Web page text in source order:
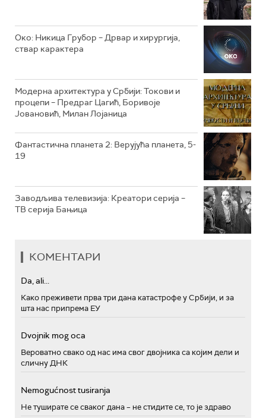
РТС КОЛО
Око: Никица Грубор – Дрвар и хирургија,
ствар карактера
Модерна архитектура у Србији: Токови и
процепи – Предраг Цагић, Боривоје
Јовановић, Милан Лојаница
Фантастична планета 2: Верујућа планета, 5-
19
Заводљива телевизија: Креатори серија –
ТВ серија Бањица
КОМЕНТАРИ
Da, ali...
Како преживети прва три дана катастрофе у Србији, и за
шта нас припрема ЕУ
Dvojnik mog oca
Вероватно свако од нас има свог двојника са којим дели и
сличну ДНК
Nemogućnost tusiranja
Не туширате се сваког дана – не стидите се, то је здраво